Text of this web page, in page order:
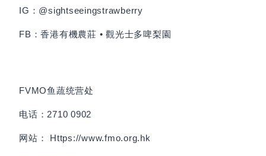
IG：@sightseeingstrawberry
FB：香港有機農莊 • 觀光士多啤梨園
FVMO鱼蔬统营处
电话：2710 0902
网站： Https://www.fmo.org.hk